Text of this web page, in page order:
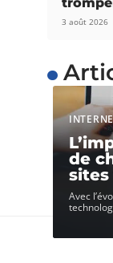
3 août 2026
de
Avec